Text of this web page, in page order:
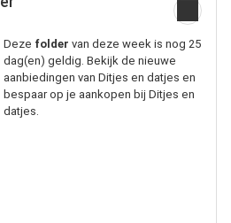
Deze folder van deze week is nog 25
dag(en) geldig. Bekijk de nieuwe
aanbiedingen van Ditjes en datjes en
bespaar op je aankopen bij Ditjes en
datjes.